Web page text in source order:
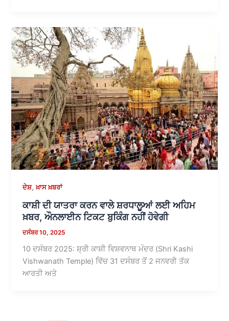
ਦੇਸ਼,ਖ਼ਾਸ ਖ਼ਬਰਾਂ
ਕਾਸ਼ੀ ਦੀ ਯਾਤਰਾ ਕਰਨ ਵਾਲੇ ਸ਼ਰਧਾਲੂਆਂ ਲਈ ਅਹਿਮ
ਖ਼ਬਰ, ਔਨਲਾਈਨ ਟਿਕਟ ਬੁਕਿੰਗ ਨਹੀਂ ਹੋਵੇਗੀ
ਦਸੰਬਰ 10, 2025
10 ਦਸੰਬਰ 2025: ਸ਼੍ਰੀ ਕਾਸ਼ੀ ਵਿਸ਼ਵਨਾਥ ਮੰਦਰ (Shri Kashi
Vishwanath Temple) ਵਿੱਚ 31 ਦਸੰਬਰ ਤੋਂ 2 ਜਨਵਰੀ ਤੱਕ
ਆਰਤੀ ਅਤੇ